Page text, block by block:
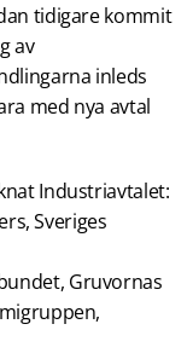
tidigare kommit
av
inleds
med nya avtal
Industriavtalet:
Sveriges
Gruvornas